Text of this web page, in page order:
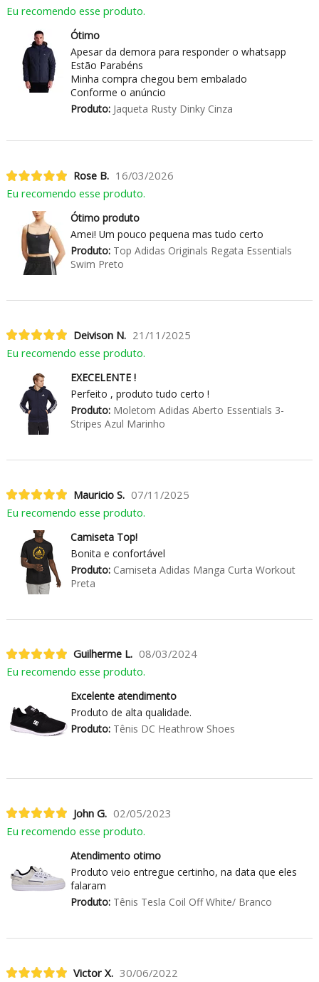
Eu recomendo esse produto.
Ótimo
Apesar da demora para responder o whatsapp
Estão Parabéns
Minha compra chegou bem embalado
Conforme o anúncio
Produto:Jaqueta Rusty Dinky Cinza
Rose B. 16/03/2026
Eu recomendo esse produto.
Ótimo produto
Amei! Um pouco pequena mas tudo certo
Produto:Top Adidas Originals Regata Essentials
Swim Preto
Deivison N. 21/11/2025
Eu recomendo esse produto.
EXECELENTE !
Perfeito , produto tudo certo !
Produto:Moletom Adidas Aberto Essentials 3-
Stripes Azul Marinho
Mauricio S. 07/11/2025
Eu recomendo esse produto.
Camiseta Top!
Bonita e confortável
Produto:Camiseta Adidas Manga Curta Workout
Preta
Guilherme L. 08/03/2024
Eu recomendo esse produto.
Excelente atendimento
Produto de alta qualidade.
Produto:Tênis DC Heathrow Shoes
John G. 02/05/2023
Eu recomendo esse produto.
Atendimento otimo
Produto veio entregue certinho, na data que eles
falaram
Produto:Tênis Tesla Coil Off White/ Branco
Victor X. 30/06/2022